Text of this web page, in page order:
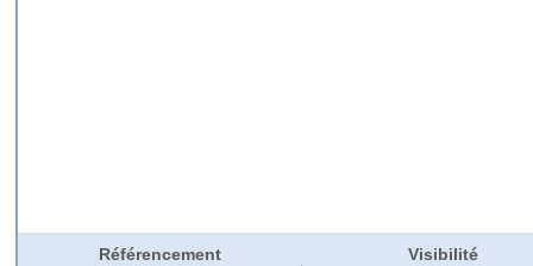
Référencement Visibilité